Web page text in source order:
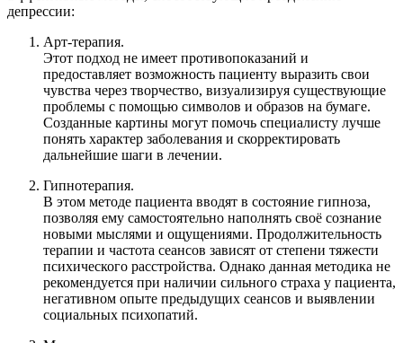
депрессии:
Арт-терапия.
Этот подход не имеет противопоказаний и
предоставляет возможность пациенту выразить свои
чувства через творчество, визуализируя существующие
проблемы с помощью символов и образов на бумаге.
Созданные картины могут помочь специалисту лучше
понять характер заболевания и скорректировать
дальнейшие шаги в лечении.
Гипнотерапия.
В этом методе пациента вводят в состояние гипноза,
позволяя ему самостоятельно наполнять своё сознание
новыми мыслями и ощущениями. Продолжительность
терапии и частота сеансов зависят от степени тяжести
психического расстройства. Однако данная методика не
рекомендуется при наличии сильного страха у пациента,
негативном опыте предыдущих сеансов и выявлении
социальных психопатий.